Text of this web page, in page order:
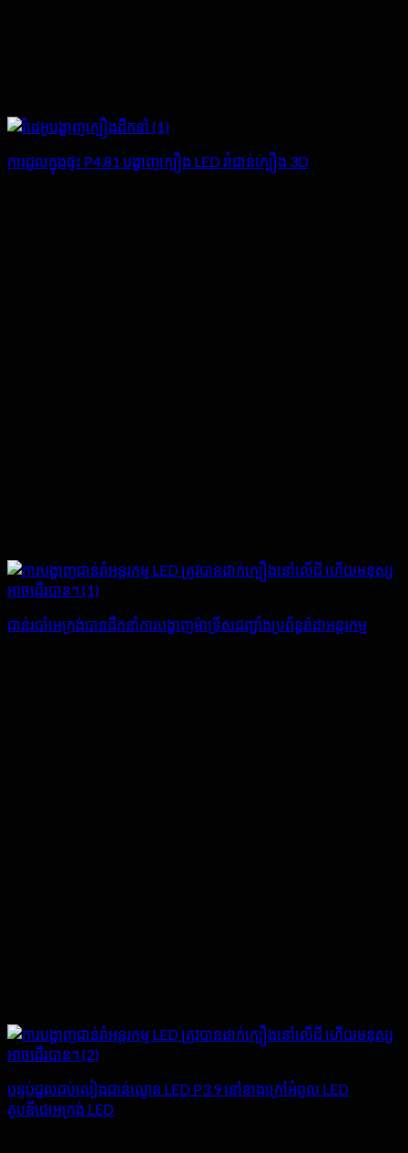
ការជួលក្នុងផ្ទះ P4.81 បង្ហាញក្បឿង LED រាំជាន់ក្បឿង 3D
ជាន់របាំអេក្រង់បានដឹកនាំការបង្ហាញម៉ាទ្រីសជញ្ជាំងប្រព័ន្ធរ៉ាដាអន្តរកម្ម
បន្ទប់ជួលជប់លៀងជាន់ល្ខោន LED P3.9 នៅខាងក្រៅអំពូល LED
គូបឌីជេអេក្រង់ LED